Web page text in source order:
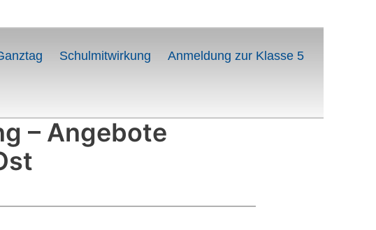
Schulmitwirkung Anmeldung zur Klasse 5
– Angebote